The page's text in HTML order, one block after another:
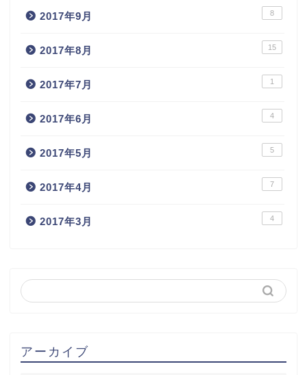
2017年9月 8
2017年8月 15
2017年7月 1
2017年6月 4
2017年5月 5
2017年4月 7
2017年3月 4
アーカイブ